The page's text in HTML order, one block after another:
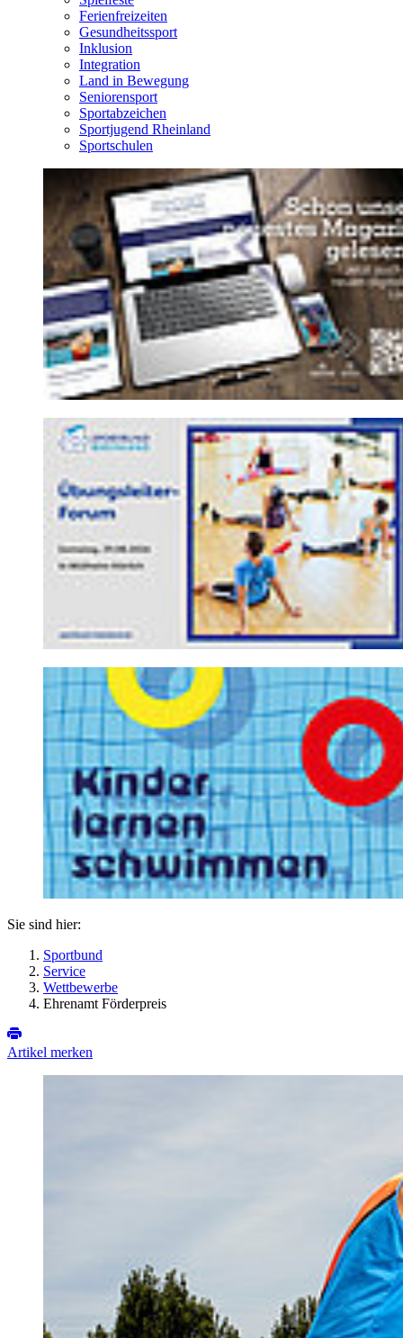
Ferienfreizeiten
Gesundheitssport
Inklusion
Integration
Land in Bewegung
Seniorensport
Sportabzeichen
Sportjugend Rheinland
Sportschulen
Sie sind hier:
Sportbund
Service
Wettbewerbe
Ehrenamt Förderpreis
Artikel merken